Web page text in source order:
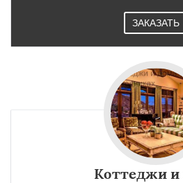
ЗАКАЗАТЬ
Коттеджи и